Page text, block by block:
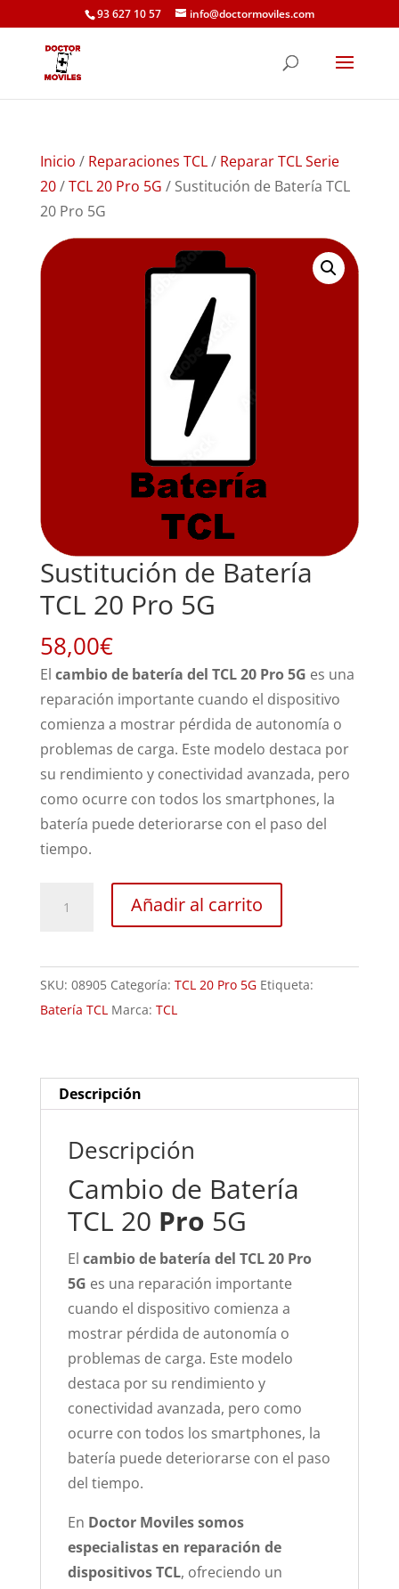
93 627 10 57 info@doctormoviles.com
Inicio / Reparaciones TCL/ Reparar TCL Serie
20/TCL 20 Pro 5G / Sustitución de Batería TCL
20 Pro 5G
Sustitución de Batería
TCL 20 Pro 5G
58,00€
El cambio de batería del TCL 20 Pro 5G es una
reparación importante cuando el dispositivo
comienza a mostrar pérdida de autonomía o
problemas de carga. Este modelo destaca por
su rendimiento y conectividad avanzada, pero
como ocurre con todos los smartphones, la
batería puede deteriorarse con el paso del
tiempo.
TCL
20
Pro
Añadir al carrito
SKU: 08905 Categoría: TCL 20 Pro 5G Etiqueta:
Batería TCL Marca: TCL
Descripción
Descripción
Cambio de Batería
TCL 20 Pro 5G
El cambio de batería del TCL 20 Pro
5G es una reparación importante
cuando el dispositivo comienza a
mostrar pérdida de autonomía o
problemas de carga. Este modelo
destaca por su rendimiento y
conectividad avanzada, pero como
ocurre con todos los smartphones, la
batería puede deteriorarse con el paso
del tiempo.
En Doctor Moviles somos
especialistas en reparación de
dispositivos TCL, ofreciendo un